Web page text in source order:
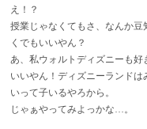
え！？
授業じゃなくてもさ、なんか豆
くでもいいやん？
あ、私ウォルトディズニーも好
いいやん！ディズニーランド
いって子いるやろから。
じゃぁやってみよっかな…。